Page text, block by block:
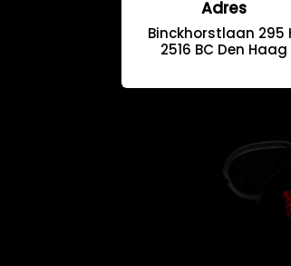
Adres
Binckhorstlaan 295
2516 BC Den Haag